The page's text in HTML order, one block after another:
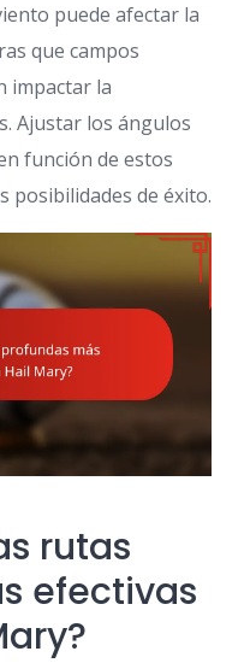
puede afectar la
que campos
impactar la
Ajustar los ángulos
función de estos
posibilidades de éxito.
rutas
efectivas